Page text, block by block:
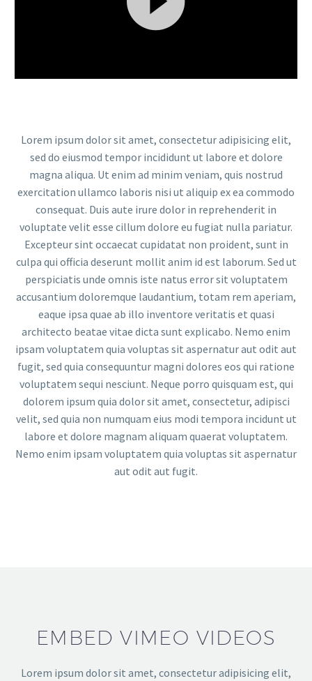
Lorem ipsum dolor sit amet, consectetur adipisicing elit,
sed do eiusmod tempor incididunt ut labore et dolore
magna aliqua. Ut enim ad minim veniam, quis nostrud
exercitation ullamco laboris nisi ut aliquip ex ea commodo
consequat. Duis aute irure dolor in reprehenderit in
voluptate velit esse cillum dolore eu fugiat nulla pariatur.
Excepteur sint occaecat cupidatat non proident, sunt in
culpa qui officia deserunt mollit anim id est laborum. Sed ut
perspiciatis unde omnis iste natus error sit voluptatem
accusantium doloremque laudantium, totam rem aperiam,
eaque ipsa quae ab illo inventore veritatis et quasi
architecto beatae vitae dicta sunt explicabo. Nemo enim
ipsam voluptatem quia voluptas sit aspernatur aut odit aut
fugit, sed quia consequuntur magni dolores eos qui ratione
voluptatem sequi nesciunt. Neque porro quisquam est, qui
dolorem ipsum quia dolor sit amet, consectetur, adipisci
velit, sed quia non numquam eius modi tempora incidunt ut
labore et dolore magnam aliquam quaerat voluptatem.
Nemo enim ipsam voluptatem quia voluptas sit aspernatur
aut odit aut fugit.
EMBED VIMEO VIDEOS
Lorem ipsum dolor sit amet, consectetur adipisicing elit,